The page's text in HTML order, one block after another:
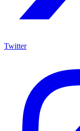
Twitter